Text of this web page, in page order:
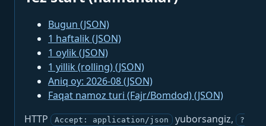
Bugun (JSON)
1 haftalik (JSON)
1 oylik (JSON)
1 yillik (rolling) (JSON)
Aniq oy: 2026-08 (JSON)
Faqat namoz turi (Fajr/Bomdod) (JSON)
HTTP
Accept: application/json yuborsangiz,
?